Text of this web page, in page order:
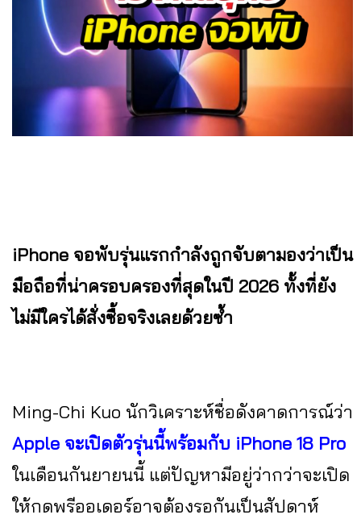
iPhone จอพับรุ่นแรกกำลังถูกจับตามองว่าเป็น
มือถือที่น่าครอบครองที่สุดในปี 2026 ทั้งที่ยัง
ไม่มีใครได้สั่งซื้อจริงเลยด้วยซ้ำ
Ming-Chi Kuo นักวิเคราะห์ชื่อดังคาดการณ์ว่า
Apple จะเปิดตัวรุ่นนี้พร้อมกับ iPhone 18 Pro
ในเดือนกันยายนนี้ แต่ปัญหามีอยู่ว่ากว่าจะเปิด
ให้กดพรีออเดอร์อาจต้องรอกันเป็นสัปดาห์